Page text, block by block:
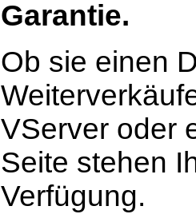
Garantie.
Ob sie einen
VServer oder
Seite stehen
Verfügung.